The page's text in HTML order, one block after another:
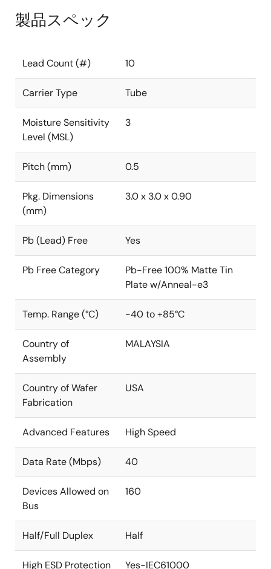
製品スペック
Lead Count (#) 10
Carrier Type Tube
Moisture Sensitivity
Level (MSL)
3
Pitch (mm) 0.5
Pkg. Dimensions
(mm)
3.0 x 3.0 x 0.90
Pb (Lead) Free Yes
Pb Free Category
Pb-Free 100% Matte Tin
Plate w/Anneal-e3
Temp. Range (°C) -40 to +85°C
Country of
Assembly
MALAYSIA
Country of Wafer
Fabrication
USA
Advanced Features High Speed
Data Rate (Mbps) 40
Devices Allowed on
Bus
160
Half/Full Duplex Half
High ESD Protection Yes-IEC61000